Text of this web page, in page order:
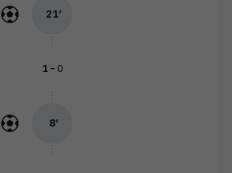
21’
1- 0
8’